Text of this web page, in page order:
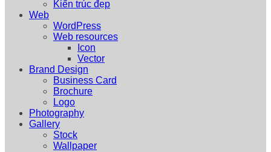
Kiến trúc đẹp
Web
WordPress
Web resources
Icon
Vector
Brand Design
Business Card
Brochure
Logo
Photography
Gallery
Stock
Wallpaper